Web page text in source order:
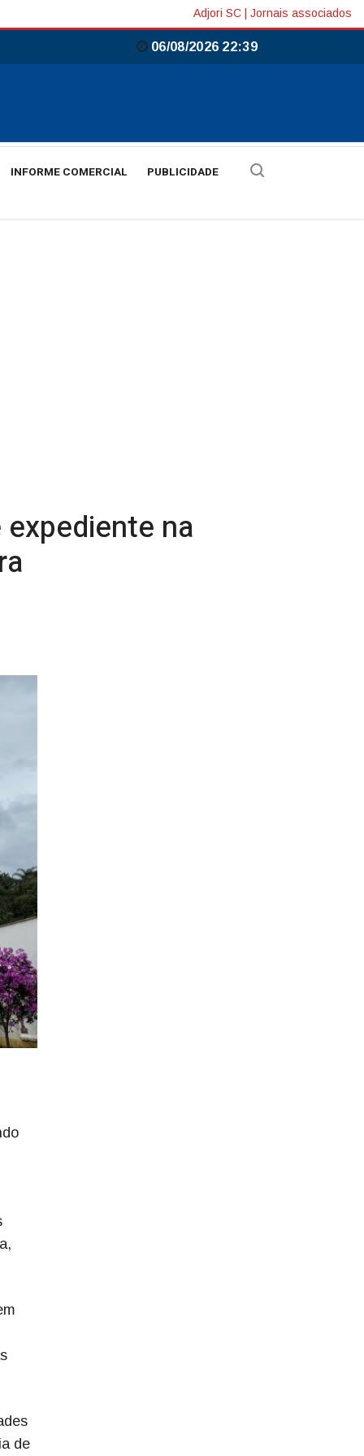
Adjori SC Jornais associados
06/08/2026 22:39
INFORME COMERCIAL PUBLICIDADE
na
de